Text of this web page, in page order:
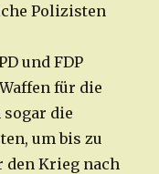
Polizisten
und FDP
für die
die
um bis zu
den Krieg nach